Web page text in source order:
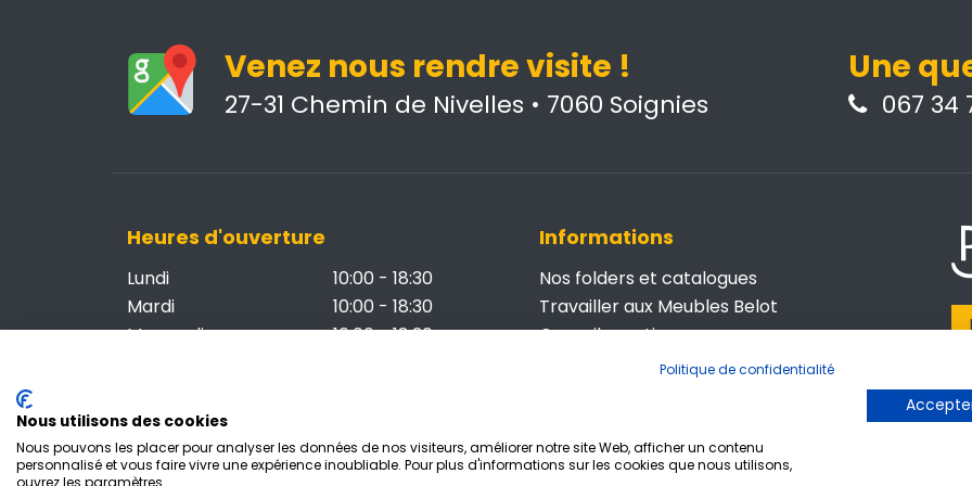
Venez nous rendre visite !
27-31 Chemin de Nivelles • 7060 Soignies
Une
067 34
Heures d'ouverture
Lundi
10:00 - 18:30
Mardi
10:00 - 18:30
Mercredi
10:00 - 18:30
Samedi
Dimanche & fériés
14:00 - 18:30
Ouvert le jeudi en période de Soldes
Informations
Nos folders et catalogues
Travailler aux Meubles Belot
Conseils pratiques
Politique de confidentialité
Politique de confidentialité
Nous utilisons des cookies
Nous pouvons les placer pour analyser les données de nos visiteurs, améliorer notre site Web, afficher un contenu
personnalisé et vous faire vivre une expérience inoubliable. Pour plus d'informations sur les cookies que nous utilisons,
ouvrez les paramètres.